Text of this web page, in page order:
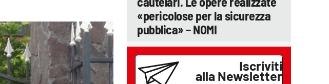
«pericolose per la sicurezza
pubblica» – NOMI
Iscriviti
alla Newsletter